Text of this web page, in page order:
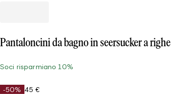
Pantaloncini da bagno in seersucker a righe
Soci risparmiano 10%
-50% 45 €